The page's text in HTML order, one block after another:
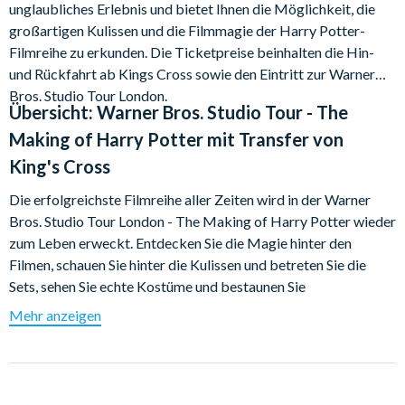
unglaubliches Erlebnis und bietet Ihnen die Möglichkeit, die
großartigen Kulissen und die Filmmagie der Harry Potter-
Filmreihe zu erkunden. Die Ticketpreise beinhalten die Hin-
und Rückfahrt ab Kings Cross sowie den Eintritt zur Warner
Bros. Studio Tour London.
Übersicht: Warner Bros. Studio Tour - The
Making of Harry Potter mit Transfer von
King's Cross
Die erfolgreichste Filmreihe aller Zeiten wird in der Warner
Bros. Studio Tour London - The Making of Harry Potter wieder
zum Leben erweckt. Entdecken Sie die Magie hinter den
Filmen, schauen Sie hinter die Kulissen und betreten Sie die
Sets, sehen Sie echte Kostüme und bestaunen Sie
bahnbrechende Spezialeffekte. Diese Harry Potter Studio
Tour Tickets beinhalten zudem den Hin- und Rücktransport
Mehr anzeigen